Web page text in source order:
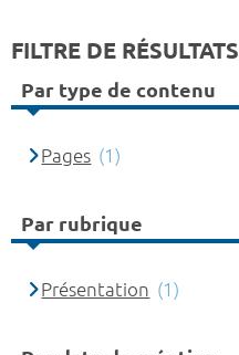
FILTRE DE RÉSULTATS
Par type de contenu
Pages (1)
Par rubrique
Présentation (1)